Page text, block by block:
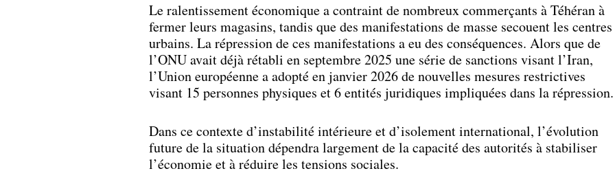
Le ralentissement économique a contraint de nombreux commerçants à Téhéran à
fermer leurs magasins, tandis que des manifestations de masse secouent les centres
urbains. La répression de ces manifestations a eu des conséquences. Alors que de
l’ONU avait déjà rétabli en septembre 2025 une série de sanctions visant l’Iran,
l’Union européenne a adopté en janvier 2026 de nouvelles mesures restrictives
visant 15 personnes physiques et 6 entités juridiques impliquées dans la répression.
Dans ce contexte d’instabilité intérieure et d’isolement international, l’évolution
future de la situation dépendra largement de la capacité des autorités à stabiliser
l’économie et à réduire les tensions sociales.